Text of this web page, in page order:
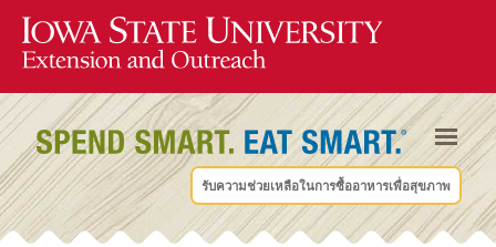
รับความช่วยเหลือในการซื้ออาหารเพื่อสุขภาพ